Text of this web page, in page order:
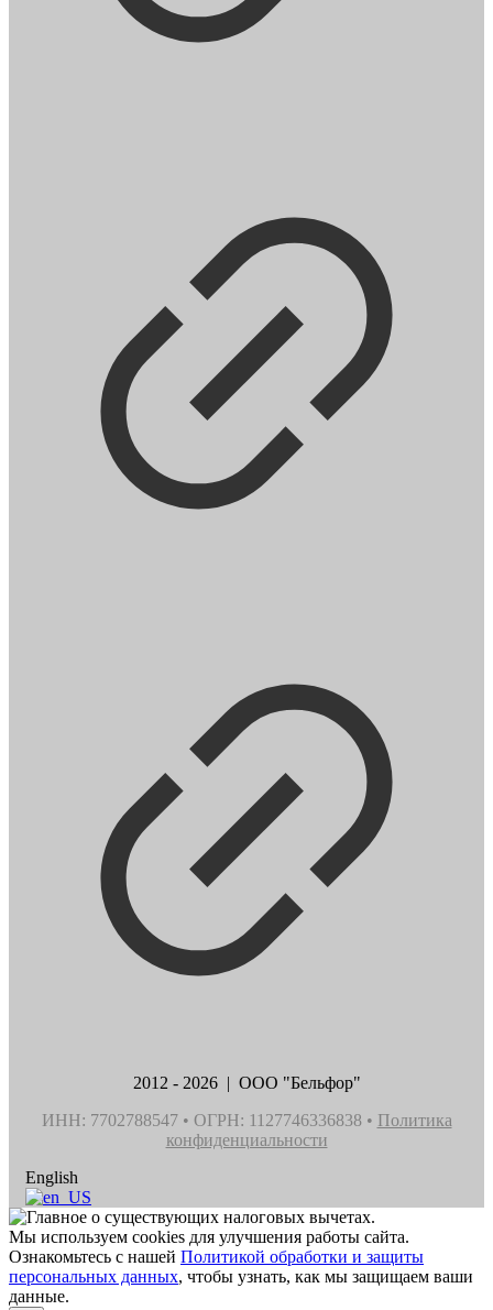
2012 - 2026 | ООО "Бельфор"
ИНН: 7702788547 • ОГРН: 1127746336838 • Политика
конфиденциальности
English
Мы используем cookies для улучшения работы сайта.
Ознакомьтесь с нашей Политикой обработки и защиты
персональных данных, чтобы узнать, как мы защищаем ваши
данные.